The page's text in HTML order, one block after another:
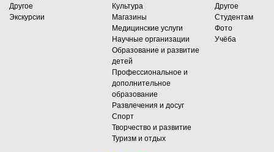
Другое
Экскурсии
Культура
Магазины
Медицинские услуги
Научные организации
Образование и развитие
детей
Профессиональное и
дополнительное
образование
Развлечения и досуг
Спорт
Творчество и развитие
Туризм и отдых
Другое
Студентам
Фото
Учёба